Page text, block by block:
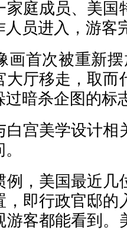
家庭成员、美国
人员进入，游客
画首次被重新
大厅移走，取而
暗杀企图的标
白宫美学设计相
例，美国最近几
，即行政官邸的
游客都能看到。